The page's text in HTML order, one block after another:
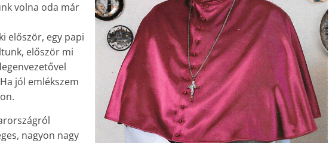
volna oda már
először, egy papi
először mi
jól emlékszem
nagyon nagy